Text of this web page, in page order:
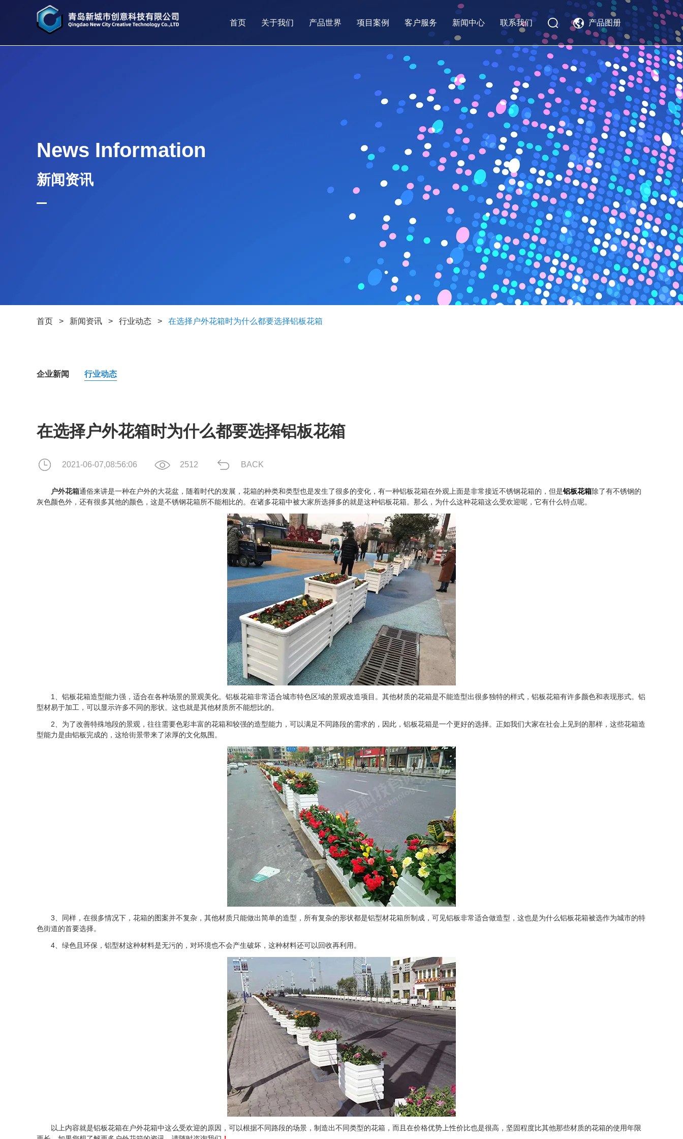
首页 关于我们 产品世界 项目案例 客户服务 新闻中心 联系我们 产品图册
News Information
新闻资讯
首页 > 新闻资讯 > 行业动态 > 在选择户外花箱时为什么都要选择铝板花箱
企业新闻 行业动态
在选择户外花箱时为什么都要选择铝板花箱
2021-06-07,08:56:06 2512 BACK
户外花箱通俗来讲是一种在户外的大花盆，随着时代的发展，花箱的种类和类型也是发生了很多的变化，有一种铝板花箱在外观上面是非常接近不锈钢花箱的，但是铝板花箱除了有不锈钢的
灰色颜色外，还有很多其他的颜色，这是不锈钢花箱所不能相比的。在诸多花箱中被大家所选择多的就是这种铝板花箱。那么，为什么这种花箱这么受欢迎呢，它有什么特点呢。
1、铝板花箱造型能力强，适合在各种场景的景观美化。铝板花箱非常适合城市特色区域的景观改造项目。其他材质的花箱是不能造型出很多独特的样式，铝板花箱有许多颜色和表现形式。铝
型材易于加工，可以显示许多不同的形状。这也就是其他材质所不能想比的。
2、为了改善特殊地段的景观，往往需要色彩丰富的花箱和较强的造型能力，可以满足不同路段的需求的，因此，铝板花箱是一个更好的选择。正如我们大家在社会上见到的那样，这些花箱造
型能力是由铝板完成的，这给街景带来了浓厚的文化氛围。
3、同样，在很多情况下，花箱的图案并不复杂，其他材质只能做出简单的造型，所有复杂的形状都是铝型材花箱所制成，可见铝板非常适合做造型，这也是为什么铝板花箱被选作为城市的特
色街道的首要选择。
4、绿色且环保，铝型材这种材料是无污的，对环境也不会产生破坏，这种材料还可以回收再利用。
以上内容就是铝板花箱在户外花箱中这么受欢迎的原因，可以根据不同路段的场景，制造出不同类型的花箱，而且在价格优势上性价比也是很高，坚固程度比其他那些材质的花箱的使用年限